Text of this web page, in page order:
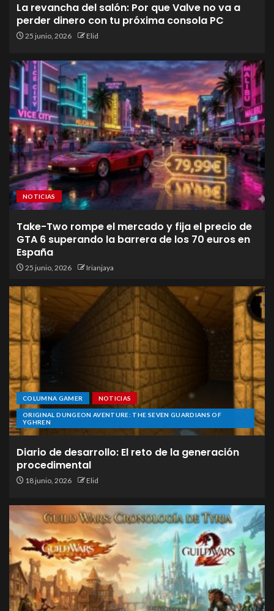
La revancha del salón: Por que Valve no va a
perder dinero con tu próxima consola PC
25 junio, 2026 Elid
NOTICIAS
Take-Two rompe el mercado y fija el precio de
GTA 6 superando la barrera de los 70 euros en
España
25 junio, 2026 Irianjaya
COLUMNA GAMER NOTICIAS
ORIGINAL DUNGEON AVENTURE: THE SEVEN GUARDIANS OF
YGHREN
Diario de desarrollo: El reto de la generación
procedimental
18 junio, 2026 Elid